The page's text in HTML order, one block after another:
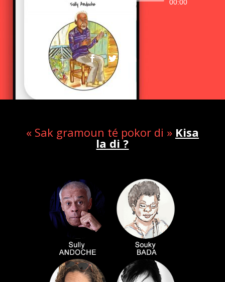
00:00
« Sak gramoun té pokor di » Kisa
la di ?